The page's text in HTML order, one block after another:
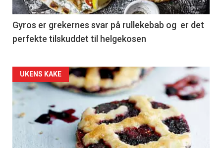
Gyros er grekernes svar på rullekebab og er det
perfekte tilskuddet til helgekosen
Forsiden
akkurat
nå
UKENS KAKE